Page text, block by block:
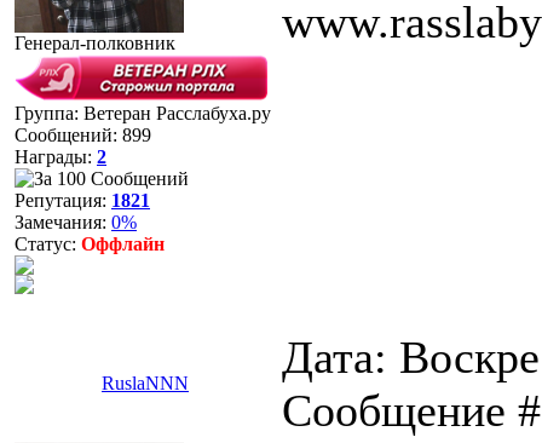
Генерал-полковник
Группа: Ветеран Расслабуха.ру
Сообщений: 899
Награды: 2
Репутация: 1821
Замечания: 0%
Статус: Оффлайн
RuslaNNN
Дата:
Сообщение